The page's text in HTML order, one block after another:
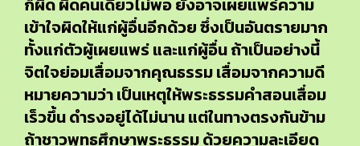
ก็ผิด ผิดคนเดียวไม่พอ ยังอาจเผยแพร่ความ
เข้าใจผิดให้แก่ผู้อื่นอีกด้วย ซึ่งเป็นอันตรายมาก
ทั้งแก่ตัวผู้เผยแพร่ และแก่ผู้อื่น ถ้าเป็นอย่างนี้
จิตใจย่อมเสื่อมจากคุณธรรม เสื่อมจากความดี
หมายความว่า เป็นเหตุให้พระธรรมคำสอนเสื่อม
เร็วขึ้น ดำรงอยู่ได้ไม่นาน แต่ในทางตรงกันข้าม
ถ้าชาวพุทธศึกษาพระธรรม ด้วยความละเอียด